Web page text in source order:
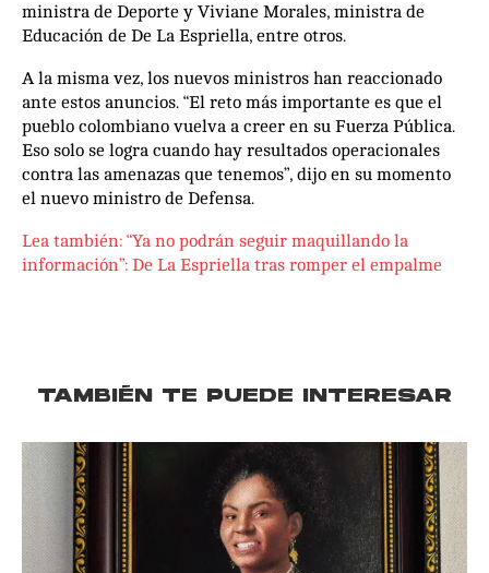
ministra de Deporte y Viviane Morales, ministra de
Educación de De La Espriella, entre otros.
A la misma vez, los nuevos ministros han reaccionado
ante estos anuncios. “El reto más importante es que el
pueblo colombiano vuelva a creer en su Fuerza Pública.
Eso solo se logra cuando hay resultados operacionales
contra las amenazas que tenemos”, dijo en su momento
el nuevo ministro de Defensa.
Lea también: “Ya no podrán seguir maquillando la
información”: De La Espriella tras romper el empalme
TAMBIÉN TE PUEDE INTERESAR